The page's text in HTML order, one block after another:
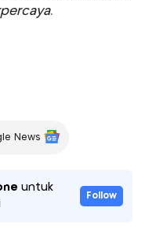
News
untuk
Follow